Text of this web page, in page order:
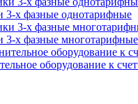
3-х фазные однотарифные
3-х фазные многотарифные
оборудование к